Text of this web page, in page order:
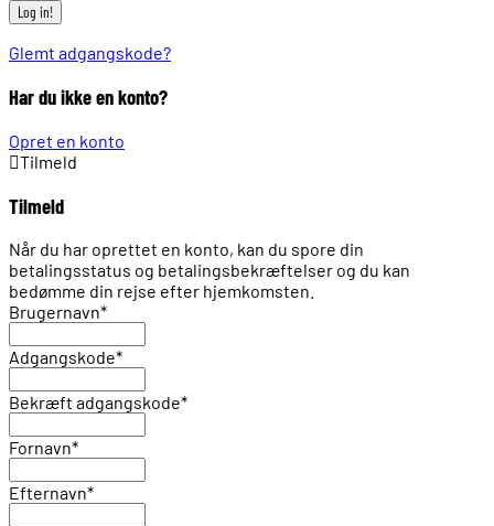
Glemt adgangskode?
Har du ikke en konto?
Opret en konto
Tilmeld
Tilmeld
Når du har oprettet en konto, kan du spore din
betalingsstatus og betalingsbekræftelser og du kan
bedømme din rejse efter hjemkomsten.
Brugernavn*
Adgangskode*
Bekræft adgangskode*
Fornavn*
Efternavn*